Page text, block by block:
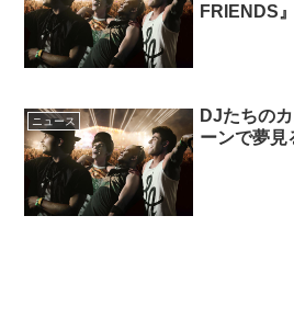
FRIENDS
ニュース
DJたちの
ーンで夢見